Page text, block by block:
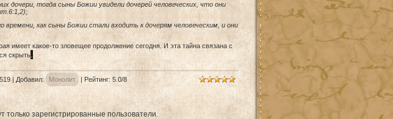
дочери, тогда сыны Божии увидели дочерей человеческих, что они
как сыны Божии стали входить к дочерям человеческим, и они
имеет какое-то зловещее продолжение сегодня. И эта тайна связана с
скрыть.
| Добавил: Монолит | Рейтинг: 5.0/8
только зарегистрированные пользователи.